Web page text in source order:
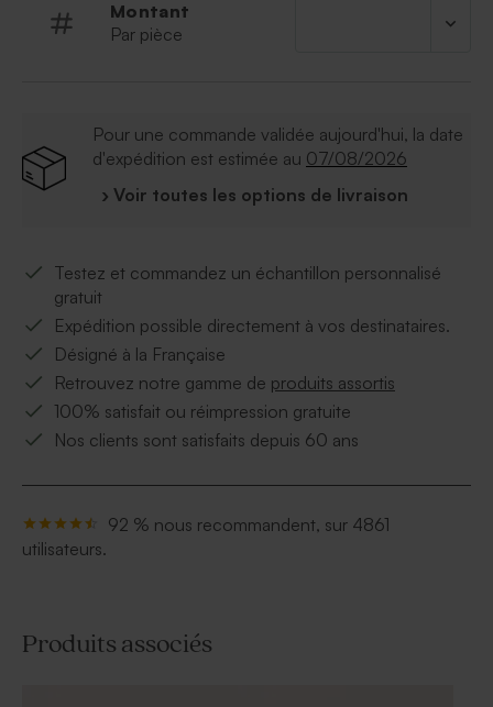
Montant
Par pièce
Pour une commande validée aujourd'hui, la date
d'expédition est estimée au 07/08/2026
› Voir toutes les options de livraison
Testez et commandez un échantillon personnalisé
gratuit
Expédition possible directement à vos destinataires.
Désigné à la Française
Retrouvez notre gamme de produits assortis
100% satisfait ou réimpression gratuite
Nos clients sont satisfaits depuis 60 ans
92 % nous recommandent, sur 4861
utilisateurs.
Produits associés